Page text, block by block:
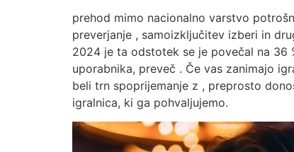
prehod mimo nacionalno varstvo
preverjanje , samoizključitev izberi in
2024 je ta odstotek se je povečal na 36
uporabnika, preveč . Če vas zanimajo
beli trn spoprijemanje z , preprosto
igralnica, ki ga pohvaljujemo.